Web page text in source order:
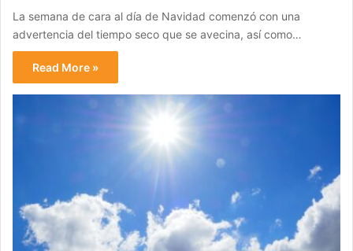
La semana de cara al día de Navidad comenzó con una
advertencia del tiempo seco que se avecina, así como…
Read More »